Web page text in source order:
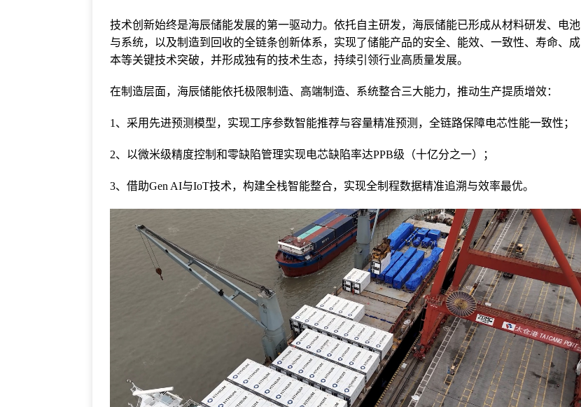
技术创新始终是海辰储能发展的第一驱动力。依托自主研发，海辰储能已形成从材料研发、电池
与系统，以及制造到回收的全链条创新体系，实现了储能产品的安全、能效、一致性、寿命、成
本等关键技术突破，并形成独有的技术生态，持续引领行业高质量发展。
在制造层面，海辰储能依托极限制造、高端制造、系统整合三大能力，推动生产提质增效：
1、采用先进预测模型，实现工序参数智能推荐与容量精准预测，全链路保障电芯性能一致性；
2、以微米级精度控制和零缺陷管理实现电芯缺陷率达PPB级（十亿分之一）；
3、借助Gen AI与IoT技术，构建全栈智能整合，实现全制程数据精准追溯与效率最优。